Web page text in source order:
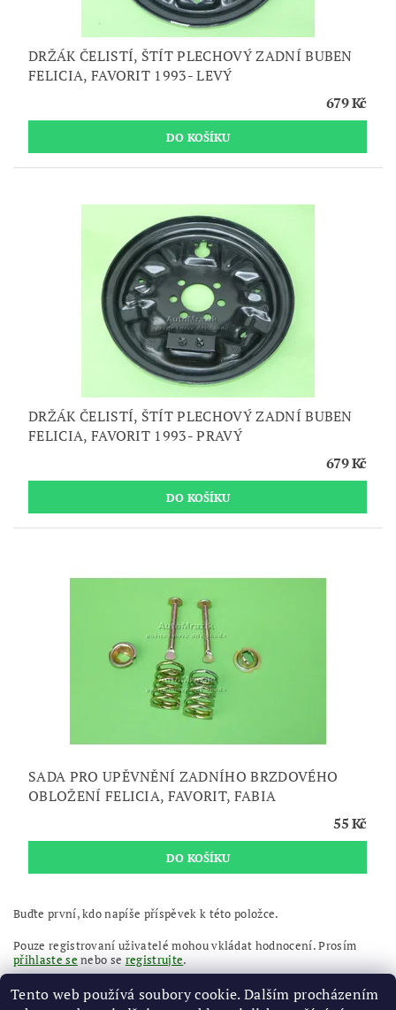
DRŽÁK ČELISTÍ, ŠTÍT PLECHOVÝ ZADNÍ BUBEN
FELICIA, FAVORIT 1993- LEVÝ
679 Kč
DRŽÁK ČELISTÍ, ŠTÍT PLECHOVÝ ZADNÍ BUBEN
FELICIA, FAVORIT 1993- PRAVÝ
679 Kč
SADA PRO UPĚVNĚNÍ ZADNÍHO BRZDOVÉHO
OBLOŽENÍ FELICIA, FAVORIT, FABIA
55 Kč
Buďte první, kdo napíše příspěvek k této položce.
Pouze registrovaní uživatelé mohou vkládat hodnocení. Prosím
přihlaste se nebo se registrujte.
Tento web používá soubory cookie. Dalším procházením